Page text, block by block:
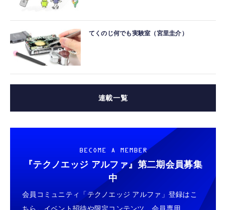
てくのじ何でも実験室（宮里圭介）
連載一覧
BECOME A MEMBER
『テクノエッジ アルファ』 第二期会員募集
中
会員コミュニティ「テクノエッジ アルファ」登録はこ